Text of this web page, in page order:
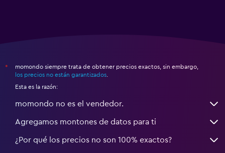
*
momondo siempre trata de obtener precios exactos, sin embargo,
los precios no están garantizados
Esta es la razón:
momondo no es el vendedor.
Agregamos montones de datos para ti
¿Por qué los precios no son 100% exactos?